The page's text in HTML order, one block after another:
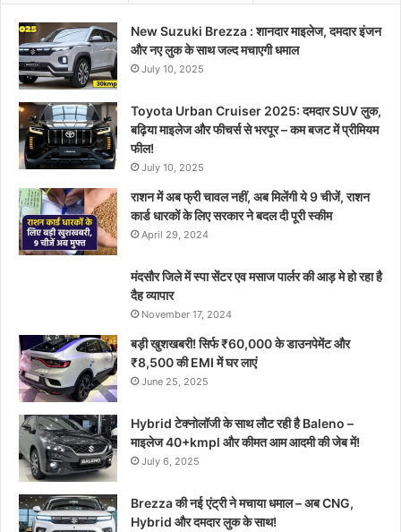
New Suzuki Brezza : शानदार माइलेज, दमदार इंजन
और नए लुक के साथ जल्द मचाएगी धमाल
July 10, 2025
Toyota Urban Cruiser 2025: दमदार SUV लुक,
बढ़िया माइलेज और फीचर्स से भरपूर – कम बजट में प्रीमियम
फील!
July 10, 2025
राशन में अब फ्री चावल नहीं, अब मिलेंगी ये 9 चीजें, राशन
कार्ड धारकों के लिए सरकार ने बदल दी पूरी स्कीम
April 29, 2024
मंदसौर जिले में स्पा सेंटर एव मसाज पार्लर की आड़ मे हो रहा है
दैह व्यापार
November 17, 2024
बड़ी खुशखबरी! सिर्फ ₹60,000 के डाउनपेमेंट और
₹8,500 की EMI में घर लाएं
June 25, 2025
Hybrid टेक्नोलॉजी के साथ लौट रही है Baleno –
माइलेज 40+kmpl और कीमत आम आदमी की जेब में!
July 6, 2025
Brezza की नई एंट्री ने मचाया धमाल – अब CNG,
Hybrid और दमदार लुक के साथ!